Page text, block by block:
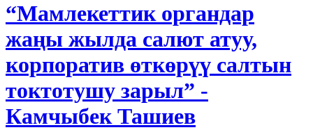
“Мамлекеттик органдар
жаңы жылда салют атуу,
корпоратив өткөрүү салтын
токтотушу зарыл” -
Камчыбек Ташиев